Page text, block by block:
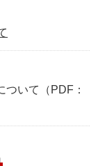
いて（PDF：